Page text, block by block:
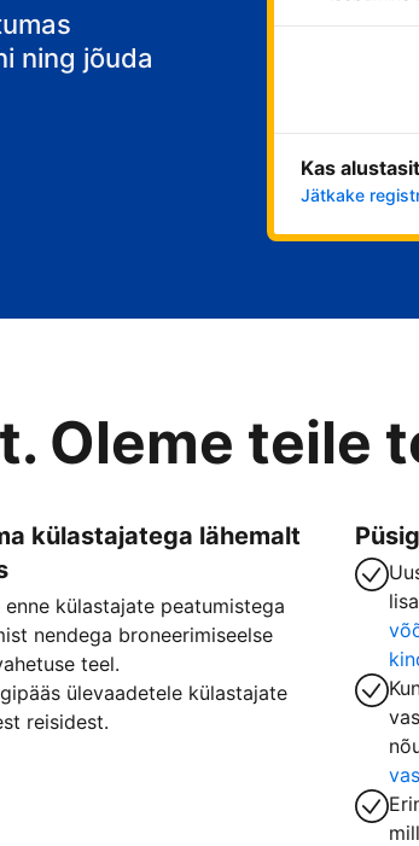
ning jõuda
Kas
Jätkake
Oleme teile
külastajatega lähemalt
enne külastajate peatumistega
nendega broneerimiseelse
teel.
ülevaadetele külastajate
reisidest.